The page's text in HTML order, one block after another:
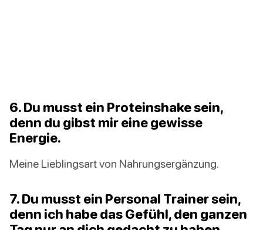
6. Du musst ein Proteinshake sein,
denn du gibst mir eine gewisse
Energie.
Meine Lieblingsart von Nahrungsergänzung.
7. Du musst ein Personal Trainer sein,
denn ich habe das Gefühl, den ganzen